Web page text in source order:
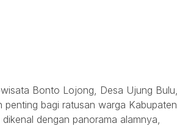
Bonto Lojong, Desa Ujung Bulu,
penting bagi ratusan warga Kabupaten
dengan panorama alamnya,